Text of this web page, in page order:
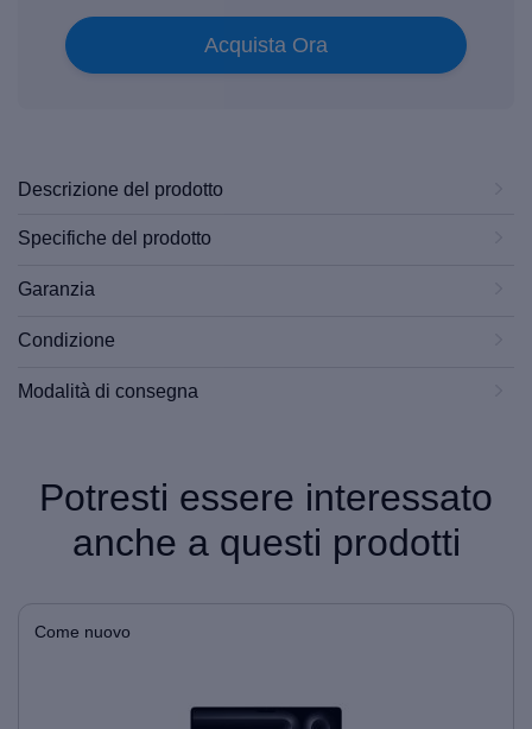
Acquista Ora
Descrizione del prodotto
Specifiche del prodotto
Garanzia
Condizione
Modalità di consegna
Potresti essere interessato
anche a questi prodotti
Come nuovo